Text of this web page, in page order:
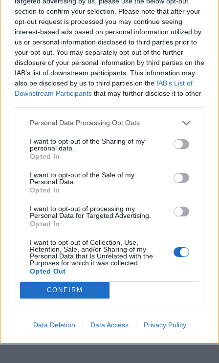
section to confirm your selection. Please note that after your
opt-out request is processed you may continue seeing
interest-based ads based on personal information utilized by
us or personal information disclosed to third parties prior to
your opt-out. You may separately opt-out of the further
disclosure of your personal information by third parties on the
IAB’s list of downstream participants. This information may
also be disclosed by us to third parties on the IAB’s List of
Downstream Participants that may further disclose it to other
Personal Data Processing Opt Outs
I want to opt-out of the Sharing of my
personal data.
Opted In
I want to opt-out of the Sale of my
Personal Data.
Opted In
I want to opt-out of processing my
Personal Data for Targeted Advertising.
Opted In
I want to opt-out of Collection, Use,
Retention, Sale, and/or Sharing of my
Personal Data that Is Unrelated with the
Purposes for which it was collected.
Opted Out
CONFIRM
Data Deletion Data Access Privacy Policy
In evidenza